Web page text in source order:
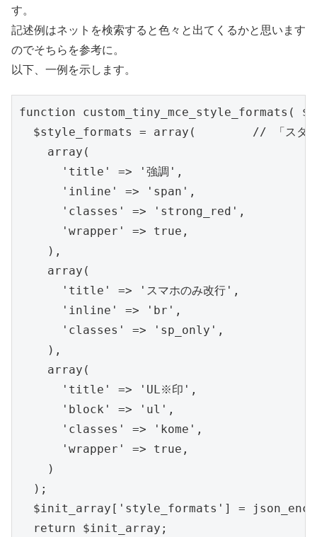
す。
記述例はネットを検索すると色々と出てくるかと思います
のでそちらを参考に。
以下、一例を示します。
function custom_tiny_mce_style_formats(
$style_formats = array(        // 「スタイル
    array(
      'title' => '強調',
      'inline' => 'span',
      'classes' => 'strong_red',
      'wrapper' => true,
    ),
    array(
      'title' => 'スマホのみ改行',
      'inline' => 'br',
      'classes' => 'sp_only',
    ),
    array(
      'title' => 'UL※印',
      'block' => 'ul',
      'classes' => 'kome',
      'wrapper' => true,
    )
  );
$init_array['style_formats'] =
  return $init_array;